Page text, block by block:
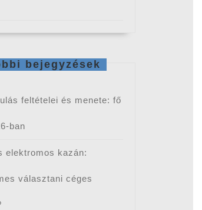
bejegyzések
feltételei és menete: fő
ban
elektromos kazán:
választani céges